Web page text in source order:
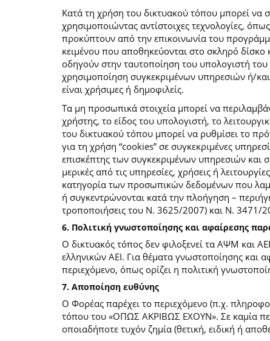
Κατά τη χρήση του δικτυακού τόπου μπορεί να
χρησιμοποιώντας αντίστοιχες τεχνολογίες,
προκύπτουν από την επικοινωνία του
κειμένου που αποθηκεύονται στο σκληρό
οδηγούν στην ταυτοποίηση του υπολογιστή
χρησιμοποίηση συγκεκριμένων υπηρεσιών ή/και
είναι χρήσιμες ή δημοφιλείς.
Τα μη προσωπικά στοιχεία μπορεί να
χρήστης, το είδος του υπολογιστή, το
του δικτυακού τόπου μπορεί να ρυθμίσει το
για τη χρήση “cookies” σε συγκεκριμένες
επισκέπτης των συγκεκριμένων υπηρεσιών και
μερικές από τις υπηρεσίες, χρήσεις ή
κατηγορία των προσωπικών δεδομένων που
ή συγκεντρώνονται κατά την πλοήγηση –
τροποποιήσεις του Ν. 3625/2007) και Ν. 3471/
6. Πολιτική γνωστοποίησης και αφαίρεσης
Ο δικτυακός τόπος δεν φιλοξενεί τα ΑΨΜ και
ελληνικών ΑΕΙ. Για θέματα γνωστοποίησης και
περιεχόμενο, όπως ορίζει η πολιτική
7. Αποποίηση ευθύνης
Ο Φορέας παρέχει το περιεχόμενο (π.χ.
τόπου του «ΟΠΩΣ ΑΚΡΙΒΩΣ ΕΧΟΥΝ». Σε καμία
οποιαδήποτε τυχόν ζημία (θετική, ειδική ή